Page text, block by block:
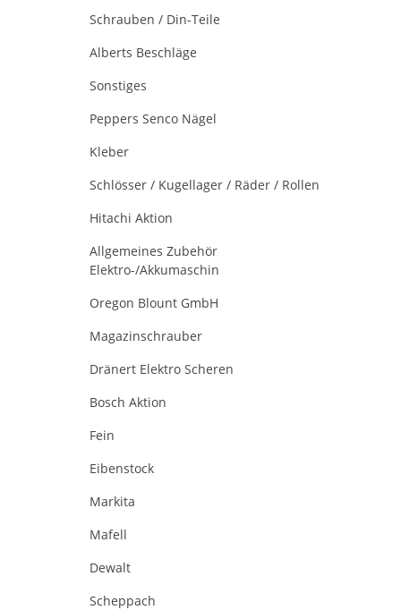
Schrauben / Din-Teile
Alberts Beschläge
Sonstiges
Peppers Senco Nägel
Kleber
Schlösser / Kugellager / Räder / Rollen
Hitachi Aktion
Allgemeines Zubehör
Elektro-/Akkumaschin
Oregon Blount GmbH
Magazinschrauber
Dränert Elektro Scheren
Bosch Aktion
Fein
Eibenstock
Markita
Mafell
Dewalt
Scheppach